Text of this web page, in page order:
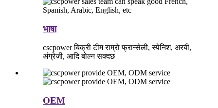
भाषा
cscpower बिक्री टीम राम्रो फ्रान्सेली, स्पेनिश, अरबी,
अंग्रेजी, आदि बोल्न सक्दछ
OEM